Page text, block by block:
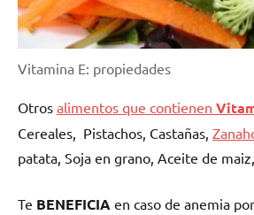
Vitamina E: propiedades
Otros alimentos que contienen
Cereales, Pistachos, Castañas,
patata, Soja en grano, Aceite de
Te BENEFICIA en caso de anemia